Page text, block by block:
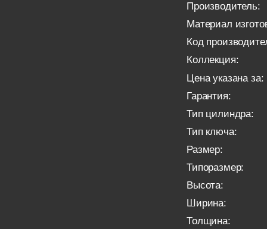
Производитель:
Материал
Код
Коллекция:
Цена указана за:
Гарантия:
Тип цилиндра:
Тип ключа:
Размер:
Типоразмер:
Высота:
Ширина:
Толщина: